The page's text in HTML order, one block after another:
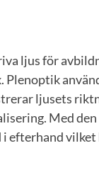
ljus för
ljusets
Med
efterhand